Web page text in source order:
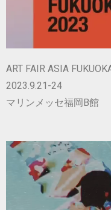
ART FAIR ASIA
2023.9.21-24
マリンメッセ福岡B館